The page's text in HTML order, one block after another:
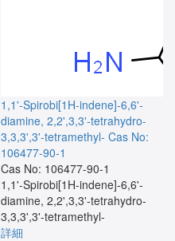
1,1'-Spirobi[1H-indene]-6,6'-
diamine, 2,2',3,3'-tetrahydro-
3,3,3',3'-tetramethyl- Cas No:
106477-90-1
Cas No: 106477-90-1
1,1'-Spirobi[1H-indene]-6,6'-
diamine, 2,2',3,3'-tetrahydro-
3,3,3',3'-tetramethyl-
詳細